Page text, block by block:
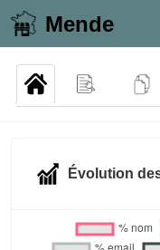
Mende
Évolution